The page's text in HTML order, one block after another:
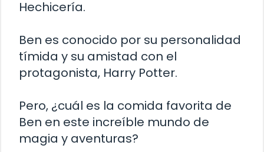
Hechicería.
Ben es conocido por su personalidad
tímida y su amistad con el
protagonista, Harry Potter.
Pero, ¿cuál es la comida favorita de
Ben en este increíble mundo de
magia y aventuras?